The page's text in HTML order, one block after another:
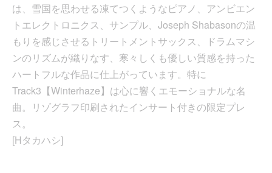
は、雪国を思わせる凍てつくようなピアノ、アンビエン
トエレクトロニクス、サンプル、Joseph Shabasonの温
もりを感じさせるトリートメントサックス、ドラムマシ
ンのリズムが織りなす、寒々しくも優しい質感を持った
ハートフルな作品に仕上がっています。特に
Track3【Winterhaze】は心に響くエモーショナルな名
曲。リゾグラフ印刷されたインサート付きの限定プレ
ス。
[Hタカハシ]